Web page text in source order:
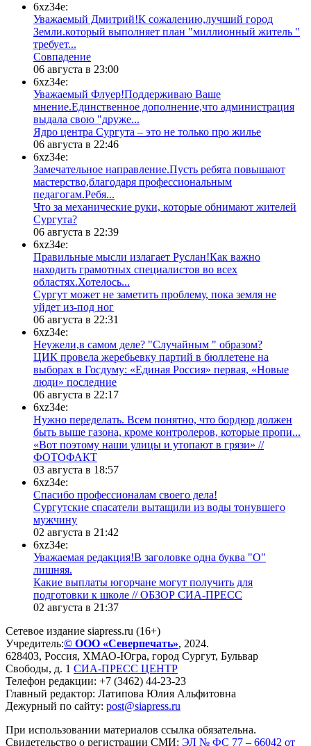
6xz34e:
Уважаемый Дмитрий!К сожалению,лучший город
Земли.который выполняет план "миллионный житель "
требует...
​Совпадение
06 августа в 23:00
6xz34e:
Уважаемый Флуер!Поддерживаю Ваше
мнение.Единственное дополнение,что администрация
выдала свою "друже...
​Ядро центра Сургута ‒ это не только про жилье
06 августа в 22:46
6xz34e:
Замечательное направление.Пусть ребята повышают
мастерство,благодаря профессиональным
педагогам.Ребя...
​Что за механические руки, которые обнимают жителей
Сургута?
06 августа в 22:39
6xz34e:
Правильные мысли излагает Руслан!Как важно
находить грамотных специалистов во всех
областях.Хотелось...
Сургут может не заметить проблему, пока земля не
уйдет из-под ног
06 августа в 22:31
6xz34e:
Неужели,в самом деле? "Случайным " образом?
ЦИК провела жеребьевку партий в бюллетене на
выборах в Госдуму: «Единая Россия» первая, «Новые
люди» последние
06 августа в 22:17
6xz34e:
Нужно переделать. Всем понятно, что бордюр должен
быть выше газона, кроме контролеров, которые пропи...
«Вот поэтому наши улицы и утопают в грязи» //
ФОТОФАКТ
03 августа в 18:57
6xz34e:
Спасибо профессионалам своего дела!
Сургутские спасатели вытащили из воды тонувшего
мужчину
02 августа в 21:42
6xz34e:
Уважаемая редакция!В заголовке одна буква "О"
лишняя.
Какие выплаты югорчане могут получить для
подготовки к школе // ОБЗОР СИА-ПРЕСС
02 августа в 21:37
Сетевое издание siapress.ru (16+)
Учредитель:© ООО «Северпечать», 2024.
628403, Россия, ХМАО-Югра, город Сургут, Бульвар
Свободы, д. 1 СИА-ПРЕСС ЦЕНТР
Телефон редакции: +7 (3462) 44-23-23
Главный редактор: Латипова Юлия Альфитовна
Дежурный по сайту: post@siapress.ru
При использовании материалов ссылка обязательна.
Свидетельство о регистрации СМИ: ЭЛ № ФС 77 – 66042 от